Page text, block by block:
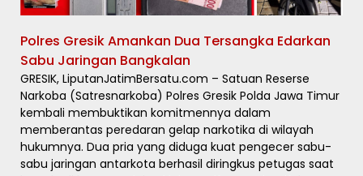
Polres Gresik Amankan Dua Tersangka Edarkan
Sabu Jaringan Bangkalan
​GRESIK, LiputanJatimBersatu.com – Satuan Reserse
Narkoba (Satresnarkoba) Polres Gresik Polda Jawa Timur
kembali membuktikan komitmennya dalam
memberantas peredaran gelap narkotika di wilayah
hukumnya. Dua pria yang diduga kuat pengecer sabu-
sabu jaringan antarkota berhasil diringkus petugas saat